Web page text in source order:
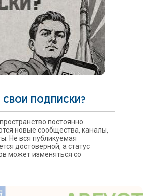
СВОИ ПОДПИСКИ?
постоянно
новые сообщества, каналы,
Не вся публикуемая
достоверной, а статус
может изменяться со